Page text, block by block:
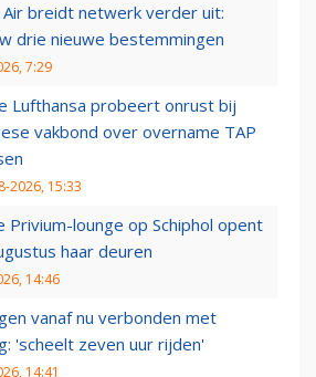
Air breidt netwerk verder uit:
drie nieuwe bestemmingen
7:29
Lufthansa probeert onrust bij
vakbond over overname TAP
2026, 15:33
Privium-lounge op Schiphol opent
haar deuren
14:46
vanaf nu verbonden met
'scheelt zeven uur rijden'
14:41